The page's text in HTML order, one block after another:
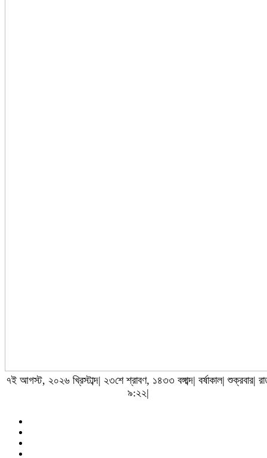
৭ই আগস্ট, ২০২৬ খ্রিস্টাব্দ| ২৩শে শ্রাবণ, ১৪৩৩ বঙ্গাব্দ| বর্ষাকাল| শুক্রবার|
৯:২২|